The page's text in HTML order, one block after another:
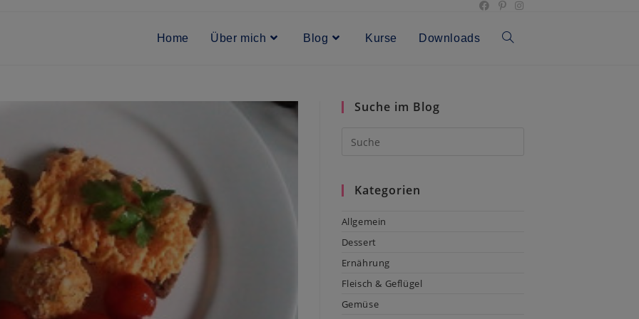
Home Über mich Blog Kurse Downloads Toggle
Suche im Blog
Kategorien
Allgemein
Dessert
Ernährung
Fleisch & Geflügel
Gemüse